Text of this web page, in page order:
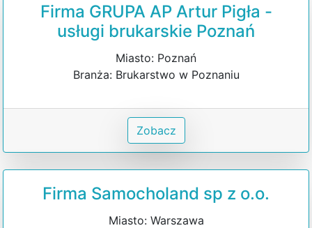
Firma GRUPA AP Artur Pigła -
usługi brukarskie Poznań
Miasto: Poznań
Branża: Brukarstwo w Poznaniu
Zobacz
Firma Samocholand sp z o.o.
Miasto: Warszawa